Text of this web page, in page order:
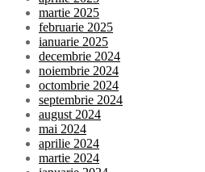
martie 2025
februarie 2025
ianuarie 2025
decembrie 2024
noiembrie 2024
octombrie 2024
septembrie 2024
august 2024
mai 2024
aprilie 2024
martie 2024